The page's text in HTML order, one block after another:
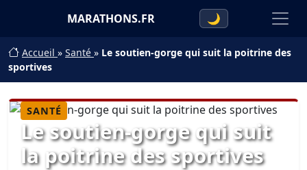
MARATHONS.FR 🌙
Accueil » Santé » Le soutien-gorge qui suit la poitrine des
sportives
SANTÉ
Le soutien-gorge qui suit
la poitrine des sportives